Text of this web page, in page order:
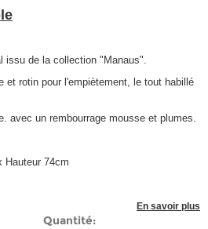
issu de la collection "Manaus".
et rotin pour l'empiètement, le tout habillé
avec un rembourrage mousse et plumes.
Hauteur 74cm
En savoir plus
Quantité: